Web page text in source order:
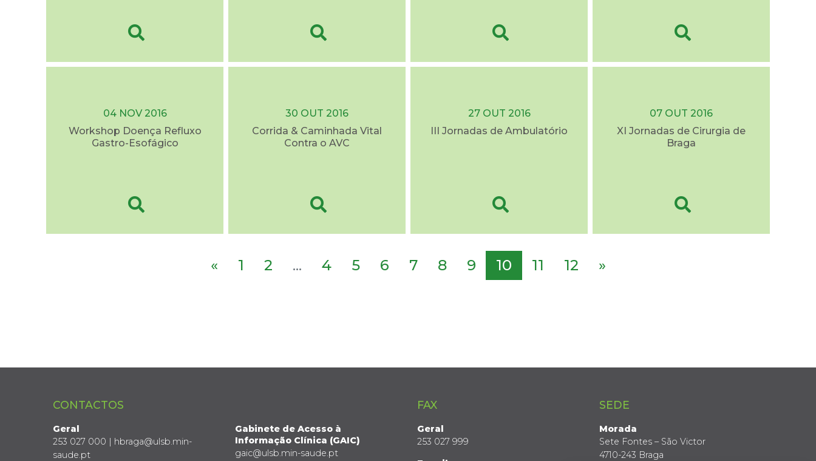
04 NOV 2016
Workshop Doença Refluxo
Gastro-Esofágico
30 OUT 2016
Corrida & Caminhada Vital
Contra o AVC
27 OUT 2016
III Jornadas de Ambulatório
07 OUT 2016
XI Jornadas de Cirurgia de
Braga
« 1 2 ... 4 5 6 7 8 9 10 11 12 »
CONTACTOS
Geral
253 027 000 | hbraga@ulsb.min-
saude.pt
Gabinete de Acesso à
Informação Clínica (GAIC)
gaic@ulsb.min-saude.pt
FAX
Geral
253 027 999
SEDE
Morada
Sete Fontes – São Victor
4710-243 Braga